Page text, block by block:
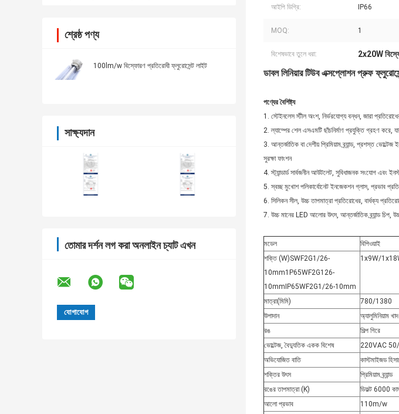
শ্রেষ্ঠ পণ্য
100lm/w বিস্ফোরণ প্রতিরোধী ফ্লুরোসেন্ট লাইট
সাক্ষ্যদান
তোমার দর্শন লগ করা অনলাইন চ্যাট এখন
আইপি ডিগ্রি: IP66
MOQ: 1
বিশেষভাবে তুলে ধরা: 2x20W
ডাবল লিনিয়ার টিউব এক্সপ্লোশন প্রুফ
পণ্যের বৈশিষ্ট্য
1. স্টেইনলেস স্টীল অংশ, নির্ভরযোগ্য বন্ধন, জারা
2. ল্যাম্পের শেল এসএমটি ছাঁচনির্মাণ প্রযুক্তি গ্রহণ করে,
3. আন্তর্জাতিক বা দেশীয় প্রিমিয়াম ব্র্যান্ড, প্রশস্ত
সুরক্ষা ফাংশন
4. স্ট্যান্ডার্ড সার্বজনীন আউটলেট, সুবিধাজনক সংযোগ এবং
5. স্বচ্ছ মুখোশ পলিকার্বোনেট ইনজেকশন গ্লাস, প্রভাব
6. সিলিকন সীল, উচ্চ তাপমাত্রা প্রতিরোধের, বার্ধক্য
7. উচ্চ মানের LED আলোর উৎস, আন্তর্জাতিক ব্র্যান্ড চিপ,
মডেল
বিপিওয়াই
শক্তি (W)SWF2G1/26-
10mm1P65WF2G126-
10mmIP65WF2G1/26-10mm
1x9W/
মাত্রা(মিমি) 780/1380
উপাদান
অ্যালুমিনিয়াম
রঙ
শিল্প গিরে
ভোল্টেজ, বৈদ্যুতিক একক বিশেষ
220VAC
অভিযোজিত বাতি
কাস্টমাইজড
শক্তির উৎস
প্রিমিয়াম ব্র্যান্ড
রঙের তাপমাত্রা (K)
ডিফল্ট 6000
আলো প্রভাব
110m/w